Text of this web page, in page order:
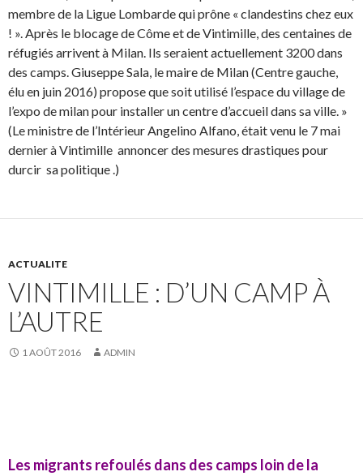
membre de la Ligue Lombarde qui prône « clandestins chez eux
! ». Après le blocage de Côme et de Vintimille, des centaines de
réfugiés arrivent à Milan. Ils seraient actuellement 3200 dans
des camps. Giuseppe Sala, le maire de Milan (Centre gauche,
élu en juin 2016) propose que soit utilisé l’espace du village de
l’expo de milan pour installer un centre d’accueil dans sa ville. »
(Le ministre de l’Intérieur Angelino Alfano, était venu le 7 mai
dernier à Vintimille annoncer des mesures drastiques pour
durcir sa politique .)
ACTUALITE
VINTIMILLE : D’UN CAMP À
L’AUTRE
1 AOÛT 2016 ADMIN
Les migrants refoulés dans des camps loin de la